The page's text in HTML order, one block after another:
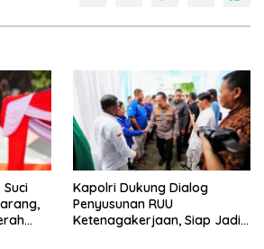
Kapolri Dukung Dialog
Penyusunan RUU
Ketenagakerjaan, Siap Jadi